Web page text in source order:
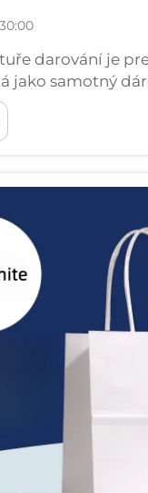
darování je
jako samotný
tašky se
nosičů na
celou